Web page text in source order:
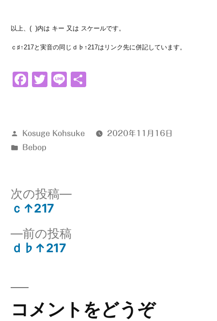
以上、( )内は キー 又は スケールです。
ｃ♯↑217と実音の同じｄ♭↑217はリンク先に併記しています。
Facebook
Twitter
Line
投
稿
Kosuge Kohsuke
2020年11月16日
カ
ー:
Bebop
投
稿
ビ
ゲ
前の投稿
ｄ♭↑217
次の投稿
次
ｃ↑217
コメントをどうぞ